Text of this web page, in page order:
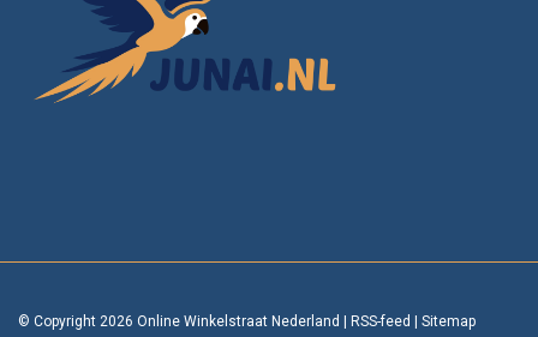
© Copyright 2026 Online Winkelstraat Nederland RSS-feed Sitemap